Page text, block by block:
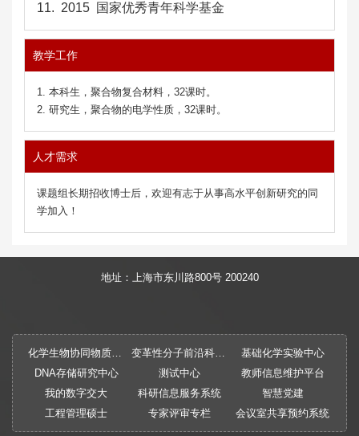
11. 2015 国家优秀青年科学基金
教学工作
1. 本科生，聚合物复合材料，32课时。
2. 研究生，聚合物的电学性质，32课时。
人才需求
课题组长期招收博士后，欢迎有志于从事高水平创新研究的同
学加入！
地址：上海市东川路800号 200240
化学生物协同物质创制全国重点实验室 变革性分子前沿科学中心
基础化学实验中心
DNA存储研究中心
测试中心
教师信息维护平台
我的数字交大
科研信息服务系统
智慧党建
工程管理硕士
专家评审专栏 会议室共享预约系统